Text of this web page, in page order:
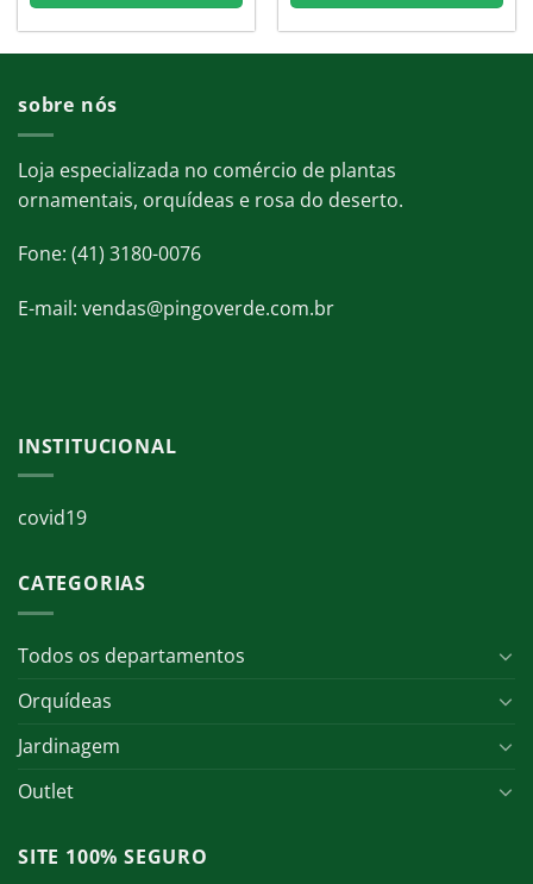
sobre nós
Loja especializada no comércio de plantas
ornamentais, orquídeas e rosa do deserto.
Fone: (41) 3180-0076
E-mail: vendas@pingoverde.com.br
INSTITUCIONAL
covid19
CATEGORIAS
Todos os departamentos
Orquídeas
Jardinagem
Outlet
SITE 100% SEGURO